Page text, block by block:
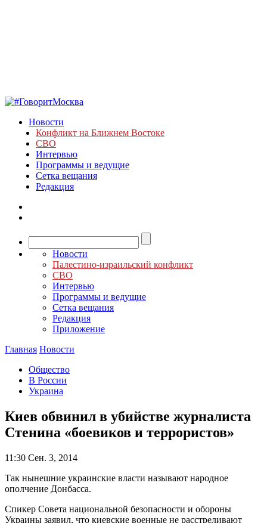
Новости
Конфликт на Ближнем Востоке
СВО
Интервью
Программы и ведущие
Сетка вещания
Редакция
Новости
Палестино-израильский конфликт
СВО
Интервью
Программы и ведущие
Сетка вещания
Редакция
Приложение
Главная Новости
Общество
В России
Украина
Киев обвинил в убийстве журналиста
Стенина «боевиков и террористов»
11:30 Сен. 3, 2014
Так нынешние украинские власти называют народное
ополчение Донбасса.
Спикер Совета национальной безопасности и обороны
Украины заявил, что киевские военные не расстреливают